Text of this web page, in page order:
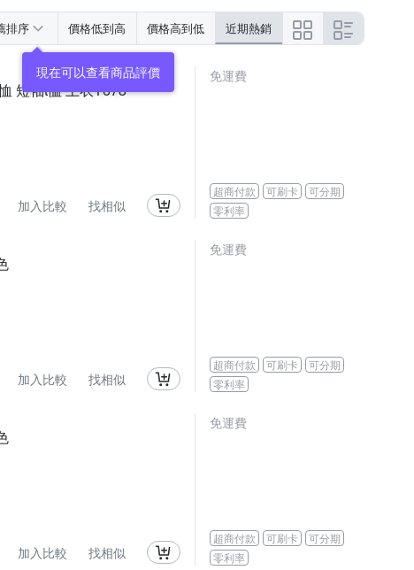
排序 價格低到高 價格高到低 近期熱銷
短袖t恤 上衣T678
加入比較 找相似
免運費
超商付款 可刷卡
可分期
零利率
加入比較 找相似
免運費
超商付款 可刷卡
可分期
零利率
加入比較 找相似
免運費
超商付款 可刷卡
可分期
零利率